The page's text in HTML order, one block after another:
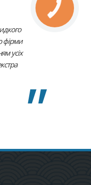
фірми
усіх